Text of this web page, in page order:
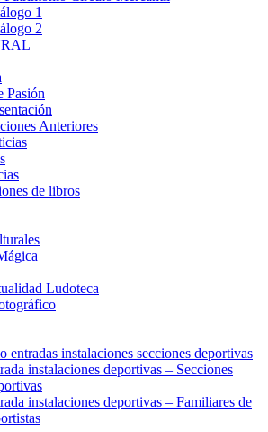
1
2
Pasión
Anteriores
de libros
Ludoteca
entradas instalaciones secciones deportivas
instalaciones deportivas – Secciones
instalaciones deportivas – Familiares de